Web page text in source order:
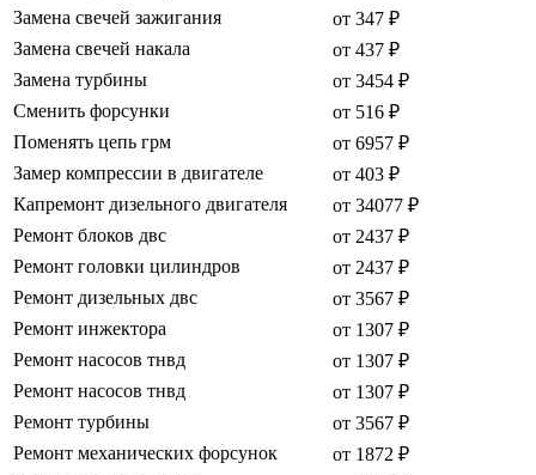
Замена свечей зажигания
от 347 ₽
Замена свечей накала
от 437 ₽
Замена турбины
от 3454 ₽
Сменить форсунки
от 516 ₽
Поменять цепь грм
от 6957 ₽
Замер компрессии в двигателе
от 403 ₽
Капремонт дизельного двигателя
от 34077 ₽
Ремонт блоков двс
от 2437 ₽
Ремонт головки цилиндров
от 2437 ₽
Ремонт дизельных двс
от 3567 ₽
Ремонт инжектора
от 1307 ₽
Ремонт насосов тнвд
от 1307 ₽
Ремонт насосов тнвд
от 1307 ₽
Ремонт турбины
от 3567 ₽
Ремонт механических форсунок
от 1872 ₽